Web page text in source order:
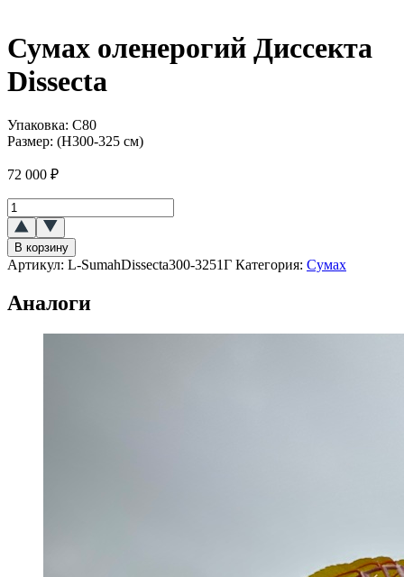
Сумах оленерогий Диссекта
Dissecta
Упаковка: C80
Размер: (H300-325 см)
72 000 ₽
Количество
товара
Сумах
оленерогий
Диссекта
В корзину
Артикул: L-SumahDissecta300-3251Г Категория: Сумах
Аналоги